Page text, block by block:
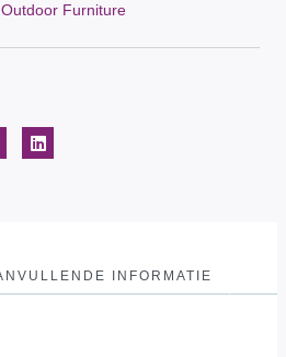
Furniture
INFORMATIE